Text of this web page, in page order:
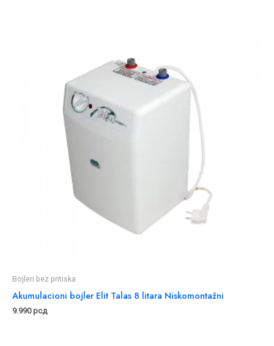
Bojleri bez pritiska
Akumulacioni bojler Elit Talas 8 litara Niskomontažni
9.990рсд